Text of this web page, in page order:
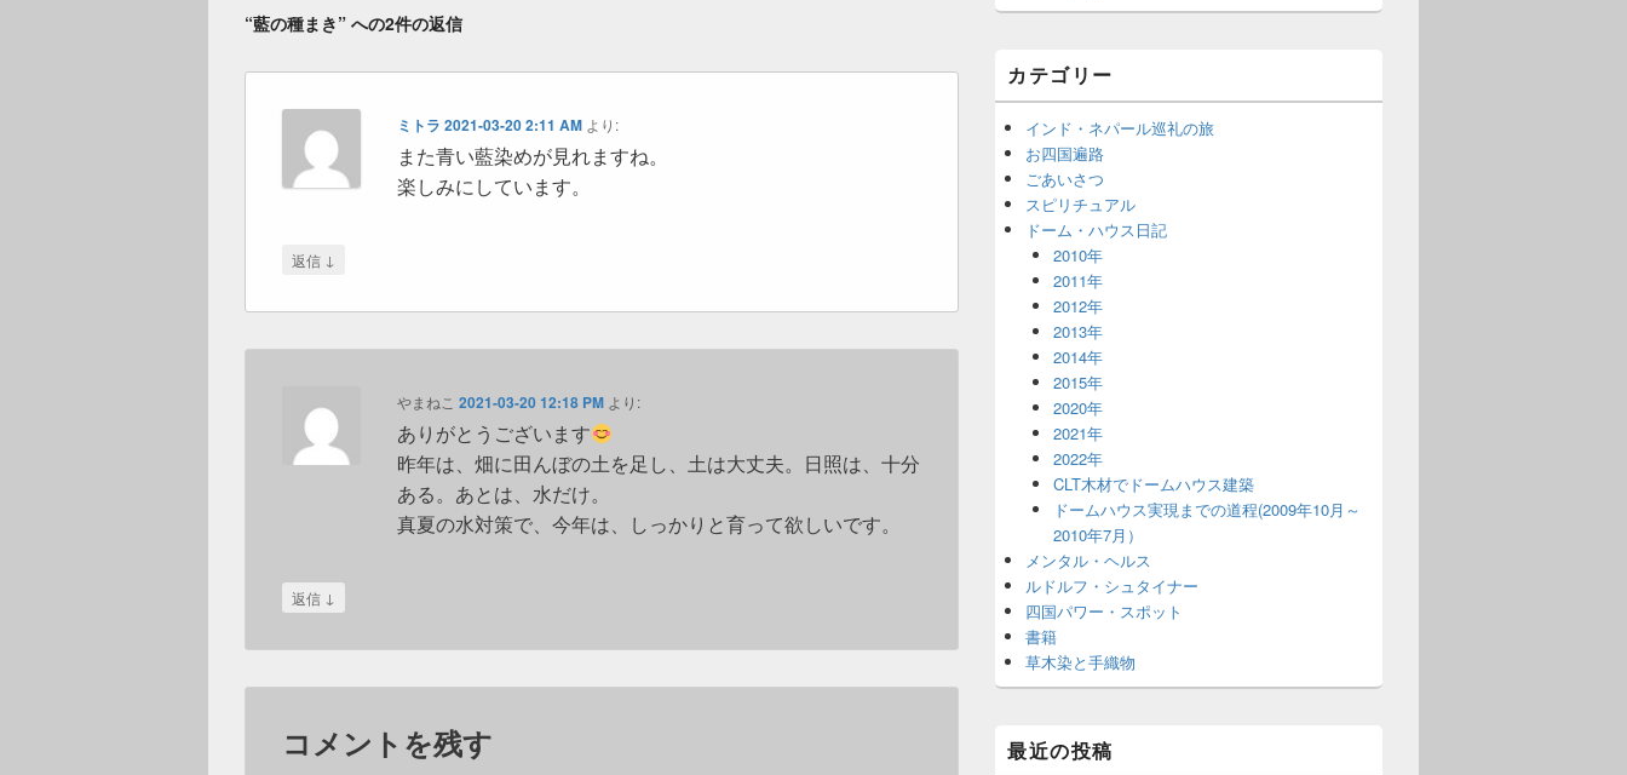
“藍の種まき” への2件の返信
ミトラ 2021-03-20 2:11 AM より:
また青い藍染めが見れますね。
楽しみにしています。
返信 ↓
やまねこ 2021-03-20 12:18 PM より:
ありがとうございます
昨年は、畑に田んぼの土を足し、土は大丈夫。日照は、十分
ある。あとは、水だけ。
真夏の水対策で、今年は、しっかりと育って欲しいです。
返信 ↓
コメントを残す
カテゴリー
インド・ネパール巡礼の旅
お四国遍路
ごあいさつ
スピリチュアル
ドーム・ハウス日記
2010年
2011年
2012年
2013年
2014年
2015年
2020年
2021年
2022年
CLT木材でドームハウス建築
ドームハウス実現までの道程(2009年10月～
2010年7月）
メンタル・ヘルス
ルドルフ・シュタイナー
四国パワー・スポット
書籍
草木染と手織物
最近の投稿